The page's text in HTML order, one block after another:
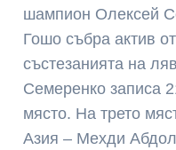
шампион Олексей
Гошо събра актив
състезанията на
Семеренко записа
място. На трето
Азия – Мехди